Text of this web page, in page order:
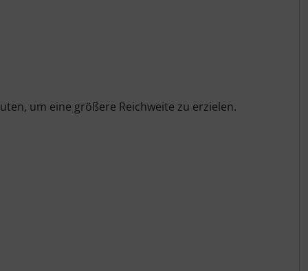
um eine größere Reichweite zu erzielen.